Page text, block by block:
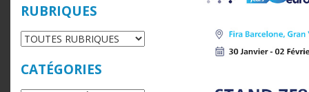
RUBRIQUES
CATÉGORIES